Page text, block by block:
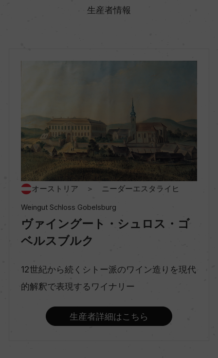
村名
種類
品種（原材料）
生産者情報
オーストリア ＞ ニーダーエスタライヒ
Weingut Schloss Gobelsburg
ヴァイングート・シュロス・ゴ
ベルスブルク
12世紀から続くシトー派のワイン造りを現代
的解釈で表現するワイナリー
生産者詳細はこちら